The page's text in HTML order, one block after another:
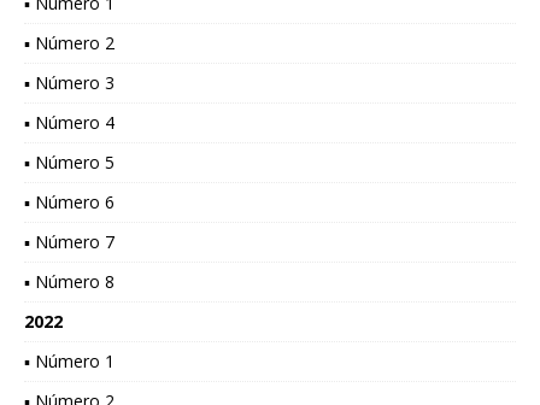
▪ Número 2
▪ Número 3
▪ Número 4
▪ Número 5
▪ Número 6
▪ Número 7
▪ Número 8
2022
▪ Número 1